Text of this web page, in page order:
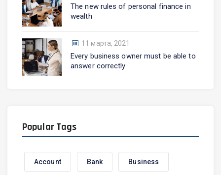
The new rules of personal finance in
wealth
11 марта, 2021
Every business owner must be able to
answer correctly
Popular Tags
Account Bank Business